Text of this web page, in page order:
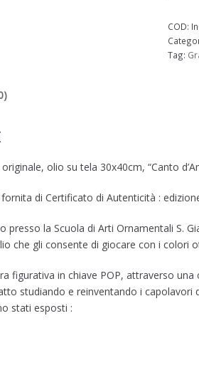
COD:
Tag:
olio su tela 30x40cm, “Canto
di Certificato di Autenticità :
la Scuola di Arti Ornamentali S.
che gli consente di giocare con i colori
figurativa in chiave POP, attraverso
studiando e reinventando i capolavori
stati esposti :